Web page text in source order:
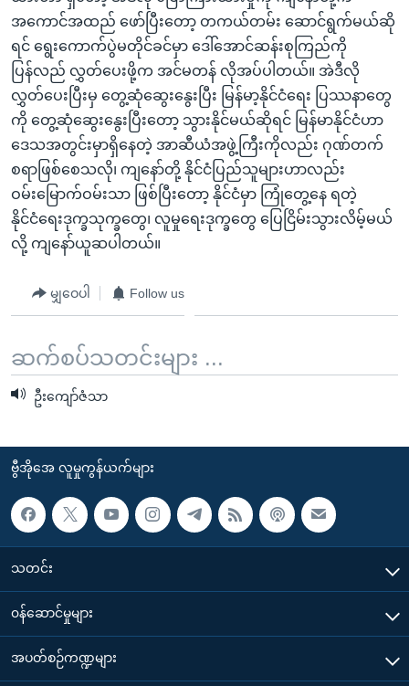
အကောင်အထည် ဖော်ပြီးတော့ တကယ်တမ်း ဆောင်ရွက်မယ်ဆို
ရင် ရွေးကောက်ပွဲမတိုင်ခင်မှာ ဒေါ်အောင်ဆန်းစုကြည်ကို
ပြန်လည် လွှတ်ပေးဖို့က အင်မတန် လိုအပ်ပါတယ်။ အဲဒီလို
လွှတ်ပေးပြီးမှ တွေ့ဆုံဆွေးနွေးပြီး မြန်မာ့နိုင်ငံရေး ပြဿနာတွေ
ကို တွေ့ဆုံဆွေးနွေးပြီးတော့ သွားနိုင်မယ်ဆိုရင် မြန်မာနိုင်ငံဟာ
ဒေသအတွင်းမှာရှိနေတဲ့ အာဆီယံအဖွဲ့ကြီးကိုလည်း ဂုဏ်တက်
စရာဖြစ်စေသလို၊ ကျနော်တို့ နိုင်ငံပြည်သူများဟာလည်း
ဝမ်းမြောက်ဝမ်းသာ ဖြစ်ပြီးတော့ နိုင်ငံမှာ ကြုံတွေ့နေ ရတဲ့
နိုင်ငံရေးဒုက္ခသုက္ခတွေ၊ လူမှုရေးဒုက္ခတွေ ပြေငြိမ်းသွားလိမ့်မယ်
လို့ ကျနော်ယူဆပါတယ်။
မျှဝေပါ Follow us
ဆက်စပ်သတင်းများ ...
ဦးကျော်ဇံသာ
ဗွီအိုအေ လူမှုကွန်ယက်များ
သတင်း
၀န်ဆောင်မှုများ
အပတ်စဉ်ကဏ္ဍများ